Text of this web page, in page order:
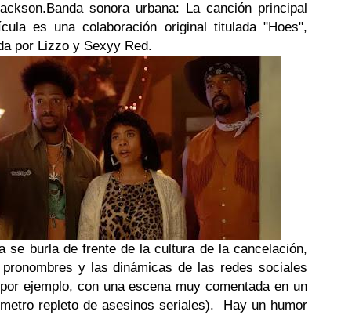
sonora urbana: La canción principal
es una colaboración original titulada "Hoes",
por Lizzo y Sexyy Red.
se burla de frente de la cultura de la cancelación,
y las dinámicas de las redes sociales
ejemplo, con una escena muy comentada en un
repleto de asesinos seriales). Hay un humor